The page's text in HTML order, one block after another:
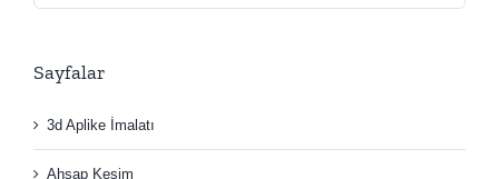
Sayfalar
3d Aplike İmalatı
Ahşap Kesim